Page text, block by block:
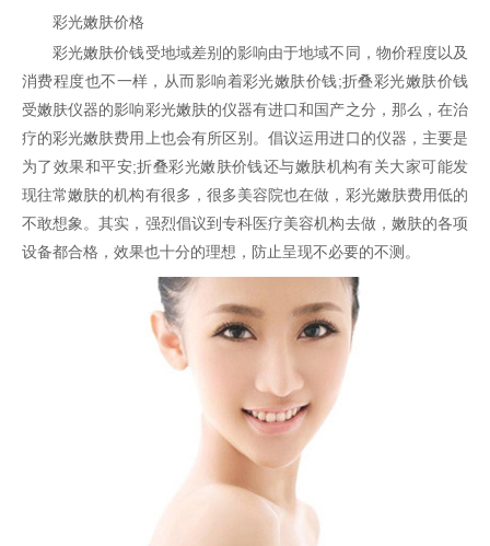
彩光嫩肤价格
彩光嫩肤价钱受地域差别的影响由于地域不同，物价程度以及
消费程度也不一样，从而影响着彩光嫩肤价钱;折叠彩光嫩肤价钱
受嫩肤仪器的影响彩光嫩肤的仪器有进口和国产之分，那么，在治
疗的彩光嫩肤费用上也会有所区别。倡议运用进口的仪器，主要是
为了效果和平安;折叠彩光嫩肤价钱还与嫩肤机构有关大家可能发
现往常嫩肤的机构有很多，很多美容院也在做，彩光嫩肤费用低的
不敢想象。其实，强烈倡议到专科医疗美容机构去做，嫩肤的各项
设备都合格，效果也十分的理想，防止呈现不必要的不测。